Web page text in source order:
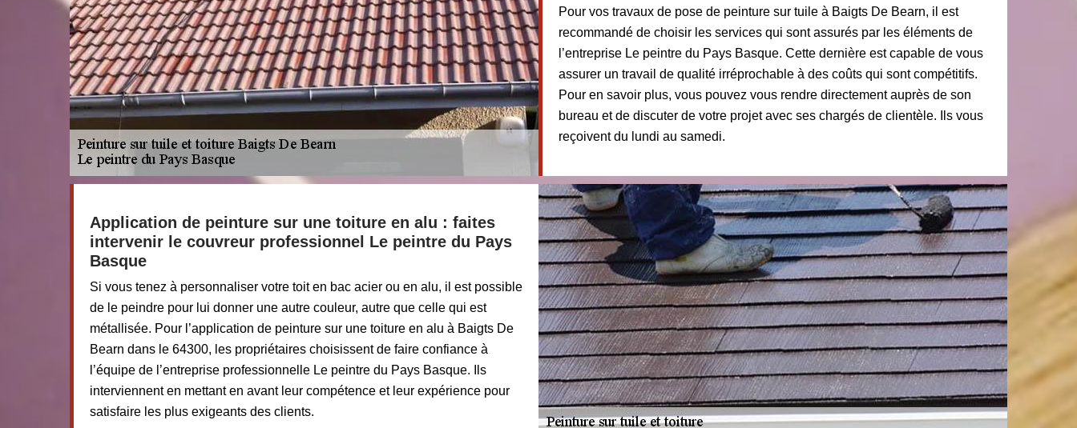
Pour vos travaux de pose de peinture sur tuile à Baigts De Bearn, il est
recommandé de choisir les services qui sont assurés par les éléments de
l’entreprise Le peintre du Pays Basque. Cette dernière est capable de vous
assurer un travail de qualité irréprochable à des coûts qui sont compétitifs.
Pour en savoir plus, vous pouvez vous rendre directement auprès de son
bureau et de discuter de votre projet avec ses chargés de clientèle. Ils vous
reçoivent du lundi au samedi.
Application de peinture sur une toiture en alu : faites
intervenir le couvreur professionnel Le peintre du Pays
Basque
Si vous tenez à personnaliser votre toit en bac acier ou en alu, il est possible
de le peindre pour lui donner une autre couleur, autre que celle qui est
métallisée. Pour l’application de peinture sur une toiture en alu à Baigts De
Bearn dans le 64300, les propriétaires choisissent de faire confiance à
l’équipe de l’entreprise professionnelle Le peintre du Pays Basque. Ils
interviennent en mettant en avant leur compétence et leur expérience pour
satisfaire les plus exigeants des clients.